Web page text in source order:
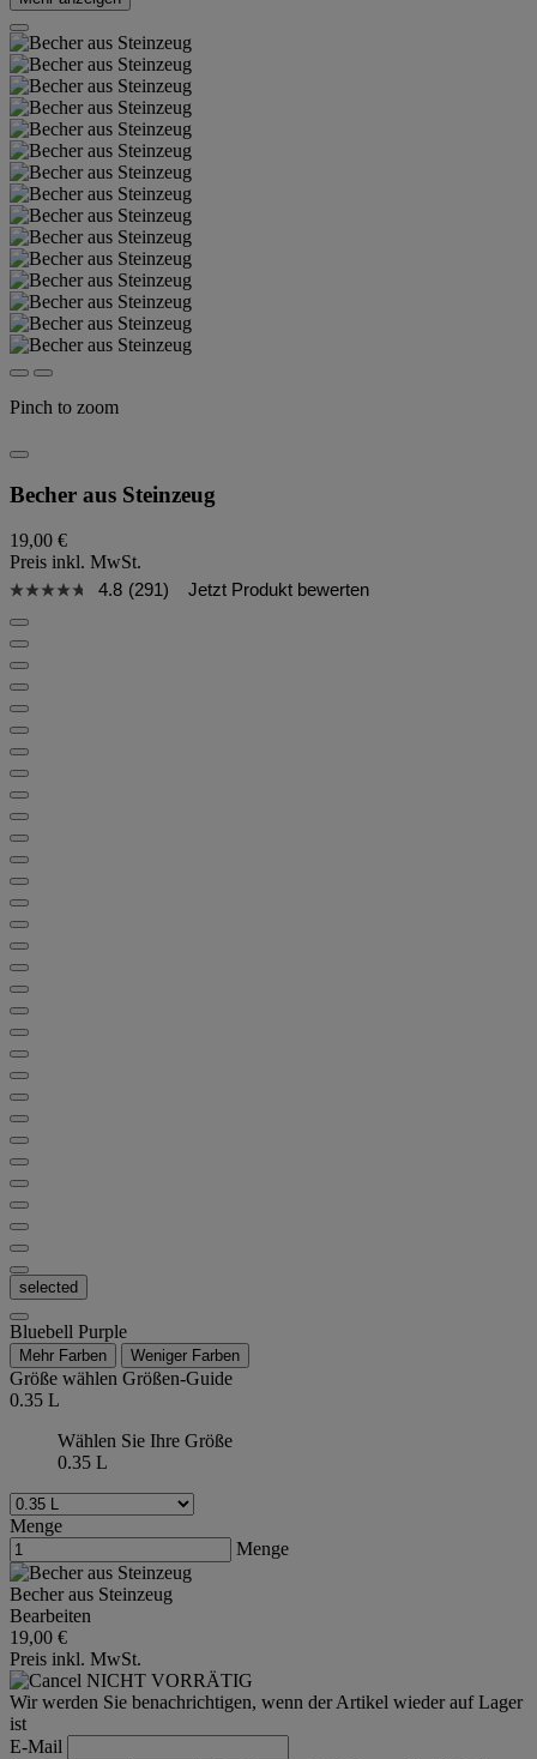
Pinch to zoom
Becher aus Steinzeug
19,00 €
Preis inkl. MwSt.
4.8 (291) Jetzt Produkt bewerten
selected
Bluebell Purple
Mehr Farben Weniger Farben
Größe wählen Größen-Guide
0.35 L
Wählen Sie Ihre Größe
0.35 L
Menge
Menge
Becher aus Steinzeug
Bearbeiten
19,00 €
Preis inkl. MwSt.
NICHT VORRÄTIG
Wir werden Sie benachrichtigen, wenn der Artikel wieder auf Lager
ist
E-Mail